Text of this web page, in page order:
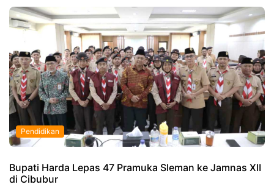
Pendidikan
Bupati Harda Lepas 47 Pramuka Sleman ke Jamnas XII
di Cibubur